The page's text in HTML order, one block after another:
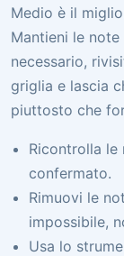
Medio è il
Mantieni le
necessario,
griglia e lascia
piuttosto che
Ricontrolla le
confermato.
Rimuovi le
impossibile,
Usa lo